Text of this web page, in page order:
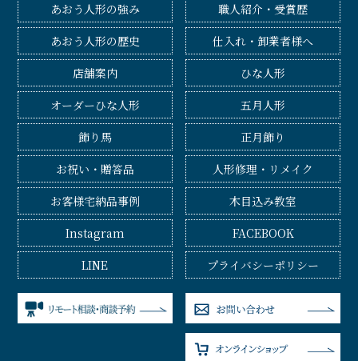
あおう人形の強み
職人紹介・受賞歴
あおう人形の歴史
仕入れ・卸業者様へ
店舗案内
ひな人形
オーダーひな人形
五月人形
飾り馬
正月飾り
お祝い・贈答品
人形修理・リメイク
お客様宅納品事例
木目込み教室
Instagram
FACEBOOK
LINE
プライバシーポリシー